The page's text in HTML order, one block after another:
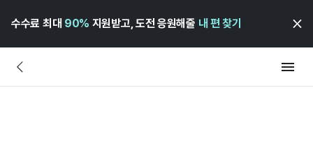
수수료 최대 90% 지원받고, 도전 응원해줄 내 편 찾기